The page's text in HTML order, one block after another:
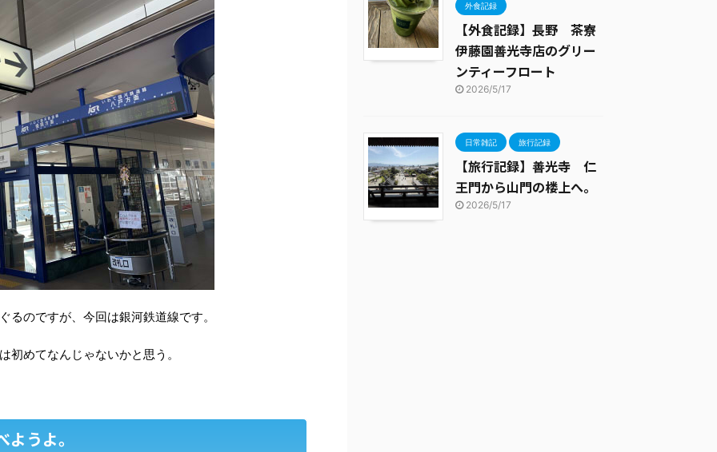
るのですが、今回は銀河鉄道線です。
初めてなんじゃないかと思う。
うよ。
外食記録
【外食記録】長野 茶寮
伊藤園善光寺店のグリー
ンティーフロート
2026/5/17
日常雑記 旅行記録
【旅行記録】善光寺 仁
王門から山門の楼上へ。
2026/5/17